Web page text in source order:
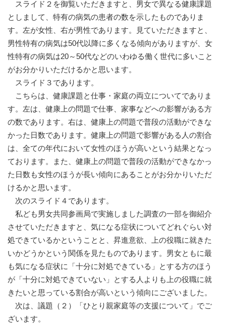
スライド２を御覧いただきますと、男女で異なる健康課題
としまして、特有の病気の患者の数を示したものでありま
す。左が女性、右が男性であります。見ていただきますと、
男性特有の病気は50代以降に多くなる傾向がありますが、女
性特有の病気は20～50代などのいわゆる働く世代に多いこと
がお分かりいただけるかと思います。
スライド３であります。
こちらは、健康課題と仕事・家庭の両立についてでありま
す。左は、健康上の問題で仕事、家事などへの影響がある方
の数であります。右は、健康上の問題で普段の活動ができな
かった日数であります。健康上の問題で影響がある人の割合
は、全ての年代において女性のほうが高いという結果となっ
ております。また、健康上の問題で普段の活動ができなかっ
た日数も女性のほうが長い傾向にあることがお分かりいただ
けるかと思います。
次のスライド４であります。
私ども男女共同参画局で実施しました調査の一部を御紹介
させていただきますと、気になる症状についてどれぐらい対
処できているかということと、昇進意欲、上の役職に就きた
いかどうかという関係を見たものであります。男女ともに最
も気になる症状に「十分に対処できている」とする方のほう
が「十分に対処できていない」とする人よりも上の役職に就
きたいと思っている割合が高いという傾向にございました。
次は、議題（２）「ひとり親家庭等の支援について」でご
ざいます。